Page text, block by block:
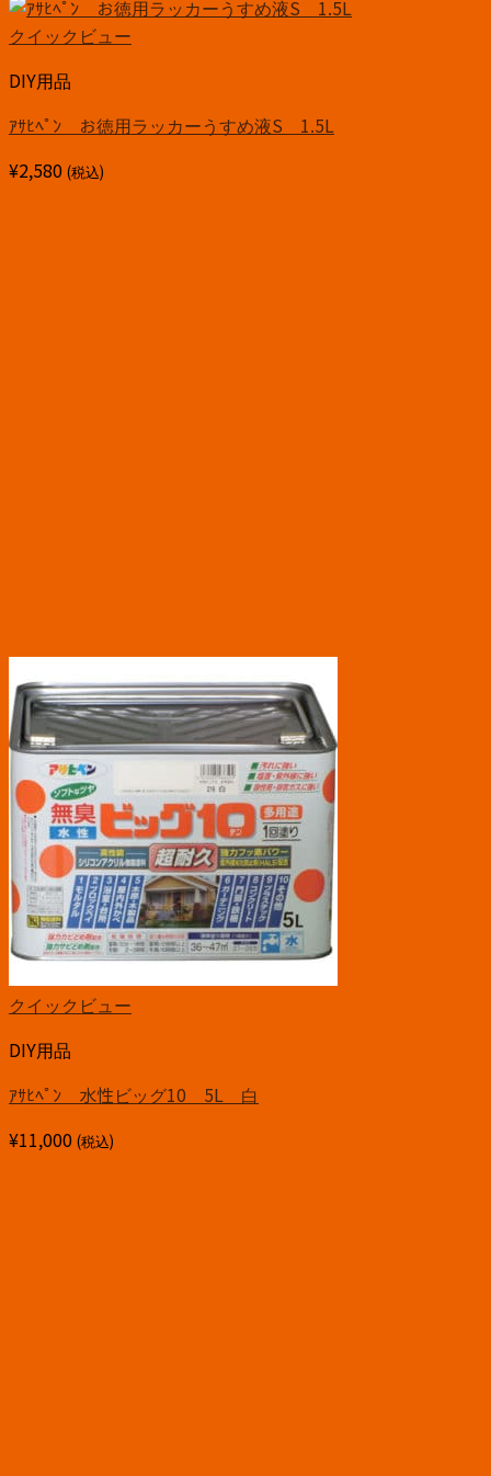
クイックビュー
DIY用品
ｱｻﾋﾍﾟﾝ お徳用ラッカーうすめ液S 1.5L
¥2,580 (税込)
クイックビュー
DIY用品
ｱｻﾋﾍﾟﾝ 水性ビッグ10 5L 白
¥11,000 (税込)